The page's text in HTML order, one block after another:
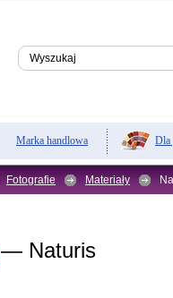
Marka handlowa Dla
Fotografie Materiały
— Naturis